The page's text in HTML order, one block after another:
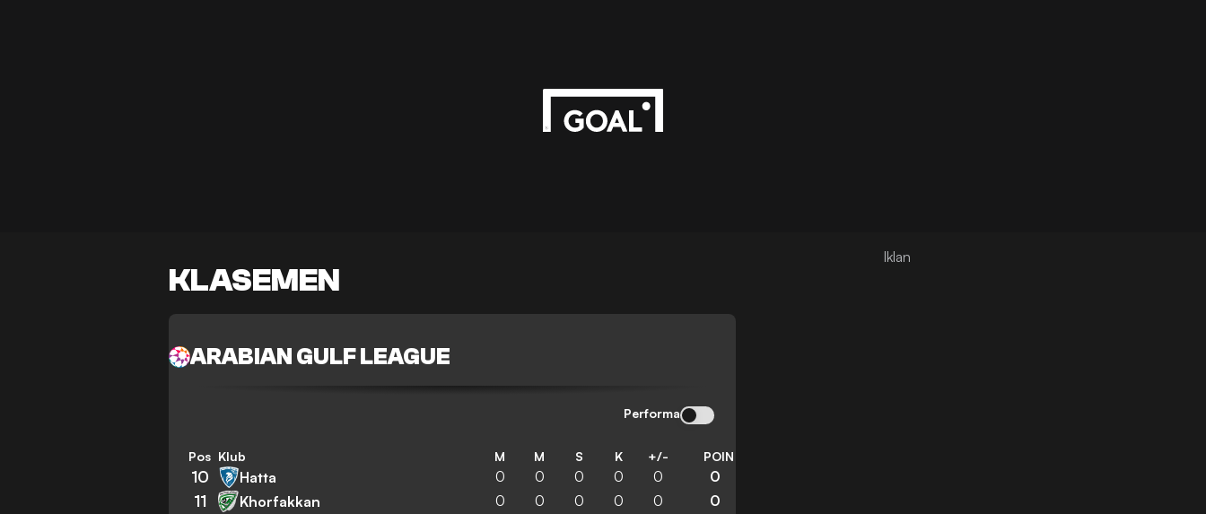
KLASEMEN
ARABIAN GULF LEAGUE
Performa
Pos Klub M M S K +/- POIN
10 Hatta 0 0 0 0 0 0
11 Khorfakkan 0 0 0 0 0 0